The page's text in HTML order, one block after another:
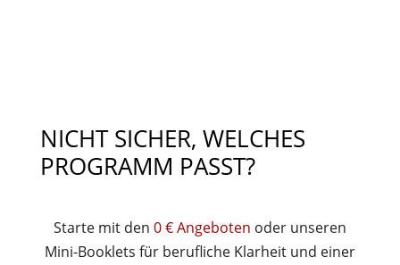
NICHT SICHER, WELCHES
PROGRAMM PASST?
Starte mit den 0 € Angeboten oder unseren
Mini-Booklets für berufliche Klarheit und einer